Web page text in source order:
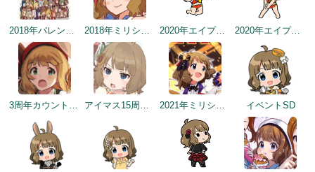
2018年バレンタインデー公式ツイート 2018年ミリシタ感謝祭 2020年エイプリルフールネタ 2020年エイプリルフールネタ
3周年カウントダウンイラスト アイマス15周年記念 2021年ミリシタ4周年トップ画面 イベントSD